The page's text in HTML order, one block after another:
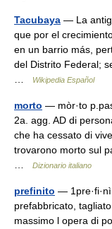
Tacubaya — La
que por el
en un barrio más,
del Distrito Federal;
Wikipedia Español
morto — mòr·to
2a. agg. AD di
che ha cessato di
trovarono morto sul
Dizionario italiano
prefinito —
prefabbricato,
massimo l opera di